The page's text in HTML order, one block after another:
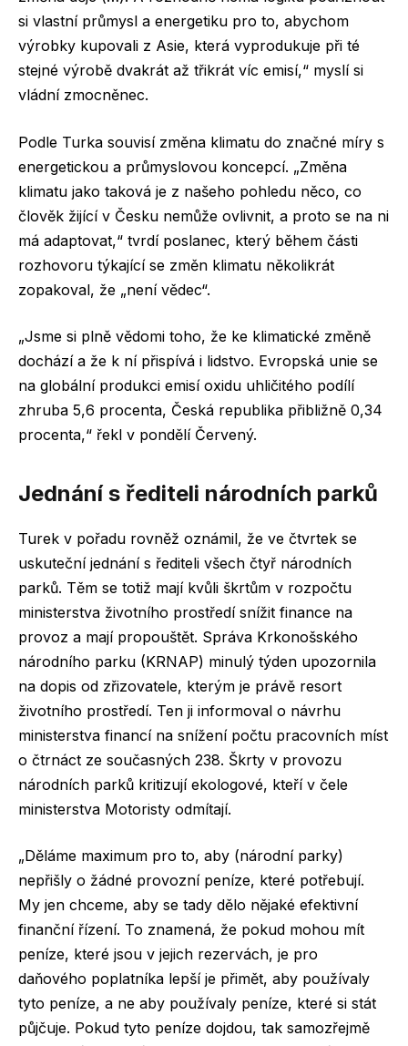
si vlastní průmysl a energetiku pro to, abychom
výrobky kupovali z Asie, která vyprodukuje při té
stejné výrobě dvakrát až třikrát víc emisí,“ myslí si
vládní zmocněnec.
Podle Turka souvisí změna klimatu do značné míry s
energetickou a průmyslovou koncepcí. „Změna
klimatu jako taková je z našeho pohledu něco, co
člověk žijící v Česku nemůže ovlivnit, a proto se na ni
má adaptovat,“ tvrdí poslanec, který během části
rozhovoru týkající se změn klimatu několikrát
zopakoval, že „není vědec“.
„Jsme si plně vědomi toho, že ke klimatické změně
dochází a že k ní přispívá i lidstvo. Evropská unie se
na globální produkci emisí oxidu uhličitého podílí
zhruba 5,6 procenta, Česká republika přibližně 0,34
procenta,“ řekl v pondělí Červený.
Jednání s řediteli národních parků
Turek v pořadu rovněž oznámil, že ve čtvrtek se
uskuteční jednání s řediteli všech čtyř národních
parků. Těm se totiž mají kvůli škrtům v rozpočtu
ministerstva životního prostředí snížit finance na
provoz a mají propouštět. Správa Krkonošského
národního parku (KRNAP) minulý týden upozornila
na dopis od zřizovatele, kterým je právě resort
životního prostředí. Ten ji informoval o návrhu
ministerstva financí na snížení počtu pracovních míst
o čtrnáct ze současných 238. Škrty v provozu
národních parků kritizují ekologové, kteří v čele
ministerstva Motoristy odmítají.
„Děláme maximum pro to, aby (národní parky)
nepřišly o žádné provozní peníze, které potřebují.
My jen chceme, aby se tady dělo nějaké efektivní
finanční řízení. To znamená, že pokud mohou mít
peníze, které jsou v jejich rezervách, je pro
daňového poplatníka lepší je přimět, aby používaly
tyto peníze, a ne aby používaly peníze, které si stát
půjčuje. Pokud tyto peníze dojdou, tak samozřejmě